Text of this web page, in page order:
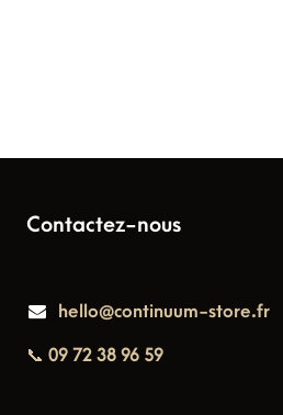
Contactez-nous
hello@continuum-store.fr
📞 09 72 38 96 59